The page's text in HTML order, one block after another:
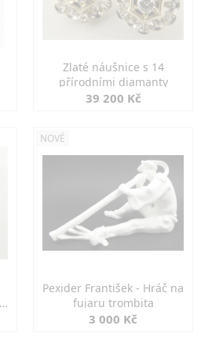
Zlaté náušnice s 14
přírodními diamanty
39 200 Kč
NOVÉ
Pexider František - Hráč na
fujaru trombita
3 000 Kč